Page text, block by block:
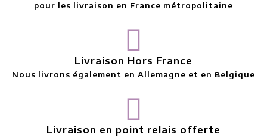
pour les livraison en France métropolitaine
Livraison Hors France
Nous livrons également en Allemagne et en Belgique
Livraison en point relais offerte